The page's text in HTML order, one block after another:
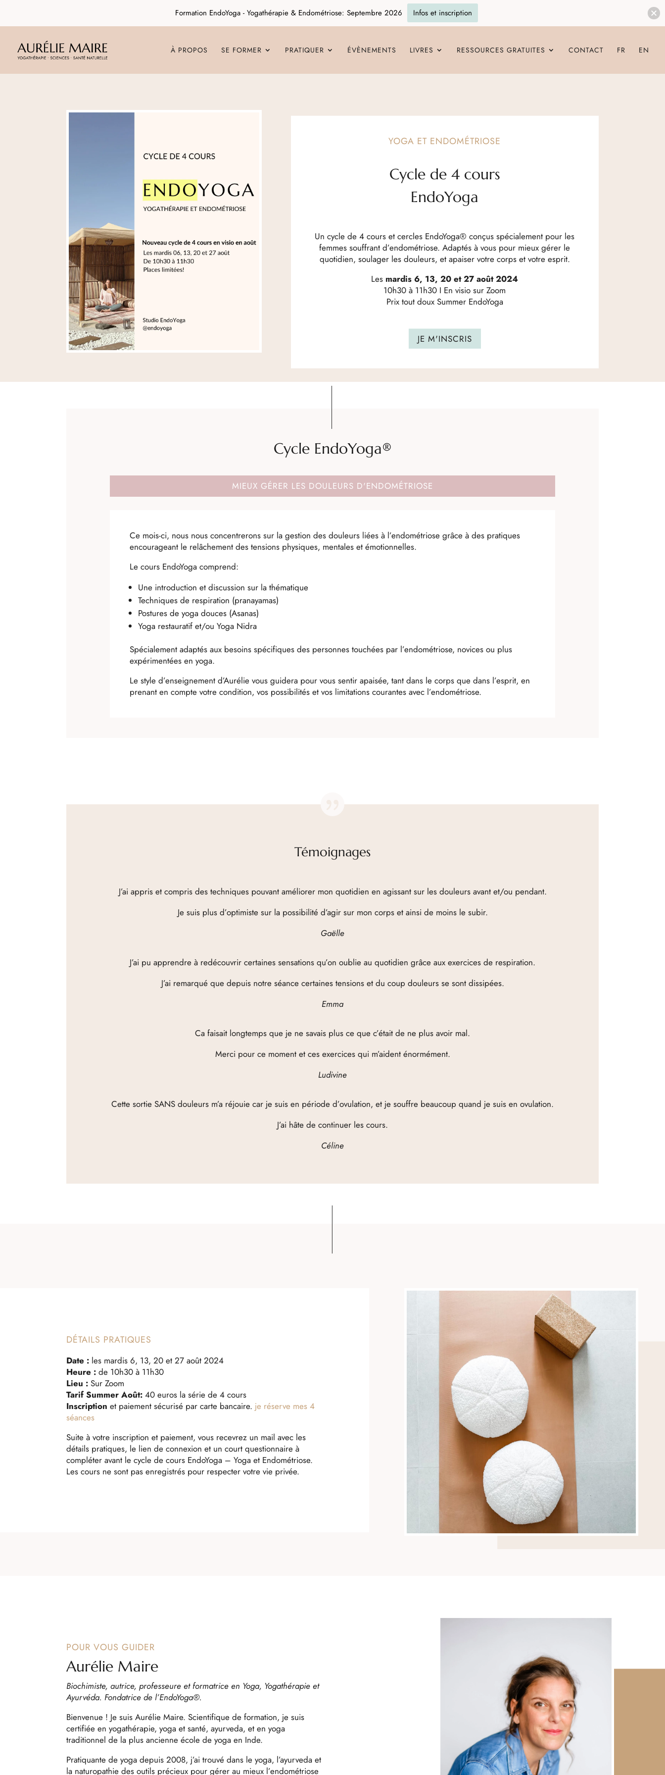
À PROPOS SE FORMER PRATIQUER ÉVÈNEMENTS LIVRES RESSOURCES GRATUITES CONTACT FR EN
YOGA ET ENDOMÉTRIOSE
Cycle de 4 cours
EndoYoga
Un cycle de 4 cours et cercles EndoYoga® conçus spécialement pour les
femmes souffrant d’endométriose. Adaptés à vous pour mieux gérer le
quotidien, soulager les douleurs, et apaiser votre corps et votre esprit.
Les mardis 6, 13, 20 et 27 août 2024
10h30 à 11h30 I En visio sur Zoom
Prix tout doux Summer EndoYoga
JE M'INSCRIS
Cycle EndoYoga®
MIEUX GÉRER LES DOULEURS D'ENDOMÉTRIOSE
Ce mois-ci, nous nous concentrerons sur la gestion des douleurs liées à l’endométriose grâce à des pratiques
encourageant le relâchement des tensions physiques, mentales et émotionnelles.
Le cours EndoYoga comprend:
Une introduction et discussion sur la thématique
Techniques de respiration (pranayamas)
Postures de yoga douces (Asanas)
Yoga restauratif et/ou Yoga Nidra
Spécialement adaptés aux besoins spécifiques des personnes touchées par l’endométriose, novices ou plus
expérimentées en yoga.
Le style d’enseignement d’Aurélie vous guidera pour vous sentir apaisée, tant dans le corps que dans l’esprit, en
prenant en compte votre condition, vos possibilités et vos limitations courantes avec l’endométriose.
Témoignages
J’ai appris et compris des techniques pouvant améliorer mon quotidien en agissant sur les douleurs avant et/ou pendant.
Je suis plus d’optimiste sur la possibilité d’agir sur mon corps et ainsi de moins le subir.
Gaëlle
J’ai pu apprendre à redécouvrir certaines sensations qu’on oublie au quotidien grâce aux exercices de respiration.
J’ai remarqué que depuis notre séance certaines tensions et du coup douleurs se sont dissipées.
Emma
Ca faisait longtemps que je ne savais plus ce que c’était de ne plus avoir mal.
Merci pour ce moment et ces exercices qui m’aident énormément.
Ludivine
Cette sortie SANS douleurs m’a réjouie car je suis en période d’ovulation, et je souffre beaucoup quand je suis en ovulation.
J’ai hâte de continuer les cours.
Céline
DÉTAILS PRATIQUES
Date : les mardis 6, 13, 20 et 27 août 2024
Heure : de 10h30 à 11h30
Lieu : Sur Zoom
Tarif Summer Août:40 euros la série de 4 cours
Inscriptionet paiement sécurisé par carte bancaire. je réserve mes 4
séances
Suite à votre inscription et paiement, vous recevrez un mail avec les
détails pratiques, le lien de connexion et un court questionnaire à
compléter avant le cycle de cours EndoYoga – Yoga et Endométriose.
Les cours ne sont pas enregistrés pour respecter votre vie privée.
POUR VOUS GUIDER
Aurélie Maire
Biochimiste, autrice, professeure et formatrice en Yoga, Yogathérapie et
Ayurvéda. Fondatrice de l’EndoYoga®.
Bienvenue ! Je suis Aurélie Maire. Scientifique de formation, je suis
certifiée en yogathérapie, yoga et santé, ayurveda, et en yoga
traditionnel de la plus ancienne école de yoga en Inde.
Pratiquante de yoga depuis 2008, j’ai trouvé dans le yoga, l’ayurveda et
la naturopathie des outils précieux pour gérer au mieux l’endométriose
Formation EndoYoga - Yogathérapie & Endométriose: Septembre 2026 Infos et inscription